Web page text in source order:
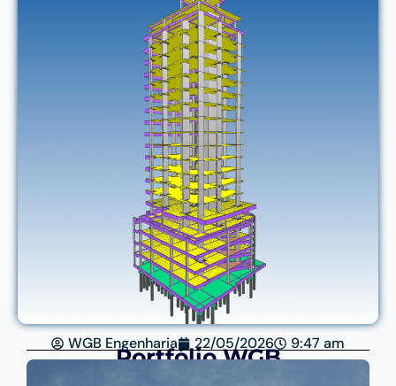
WGB Engenharia 22/05/2026 9:47 am
Portfólio WGB